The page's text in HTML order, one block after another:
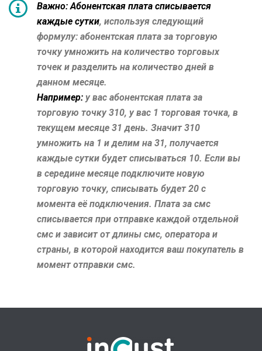
Важно: Абонентская плата списывается
каждые сутки, используя следующий
формулу: абонентская плата за торговую
точку умножить на количество торговых
точек и разделить на количество дней в
данном месяце.
Например: у вас абонентская плата за
торговую точку 310, у вас 1 торговая точка, в
текущем месяце 31 день. Значит 310
умножить на 1 и делим на 31, получается
каждые сутки будет списываться 10. Если вы
в середине месяце подключите новую
торговую точку, списывать будет 20 с
момента её подключения. Плата за смс
списывается при отправке каждой отдельной
смс и зависит от длины смс, оператора и
страны, в которой находится ваш покупатель в
момент отправки смс.